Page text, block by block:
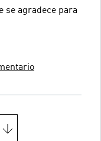
se agradece para